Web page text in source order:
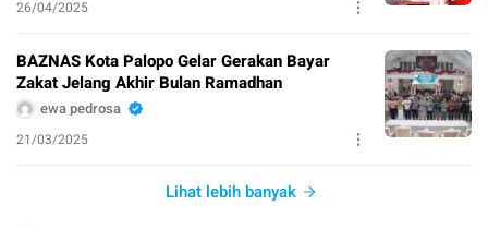
26/04/2025
BAZNAS Kota Palopo Gelar Gerakan Bayar
Zakat Jelang Akhir Bulan Ramadhan
ewa pedrosa
21/03/2025
Lihat lebih banyak